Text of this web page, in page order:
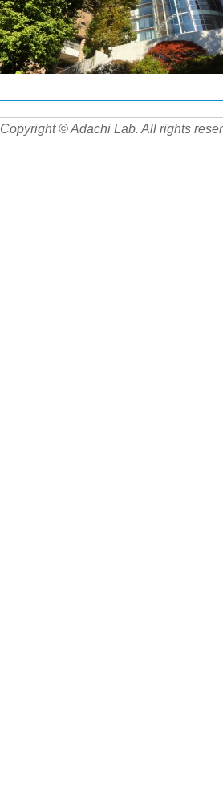
Copyright © Adachi Lab. All rights